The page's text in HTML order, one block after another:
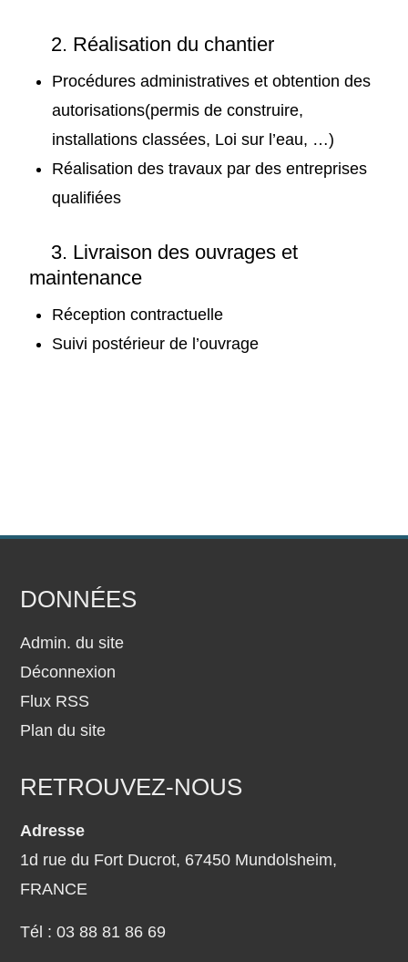
2. Réalisation du chantier
Procédures administratives et obtention des
autorisations(permis de construire,
installations classées, Loi sur l’eau, …)
Réalisation des travaux par des entreprises
qualifiées
3. Livraison des ouvrages et
maintenance
Réception contractuelle
Suivi postérieur de l’ouvrage
DONNÉES
Admin. du site
Déconnexion
Flux RSS
Plan du site
RETROUVEZ-NOUS
Adresse
1d rue du Fort Ducrot, 67450 Mundolsheim,
FRANCE
Tél :03 88 81 86 69